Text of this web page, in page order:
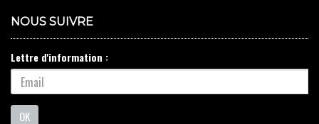
NOUS SUIVRE
Lettre d'information :
OK